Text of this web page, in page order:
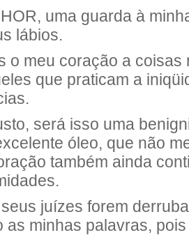
uma guarda à
lábios.
o meu coração a coisas
que praticam a
será isso uma
óleo, que não
também ainda
juízes forem
as minhas palavras,